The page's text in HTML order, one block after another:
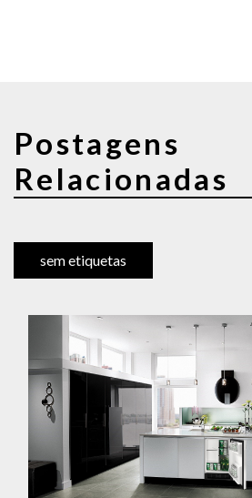
Postagens
Relacionadas
sem etiquetas